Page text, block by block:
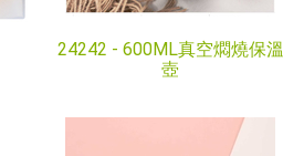
24242 - 600ML真空燜燒保溫
壺